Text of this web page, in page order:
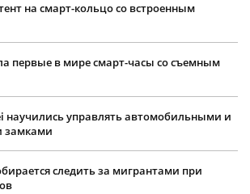
на смарт-кольцо со встроенным
первые в мире смарт-часы со съемным
научились управлять автомобильными и
замками
следить за мигрантами при